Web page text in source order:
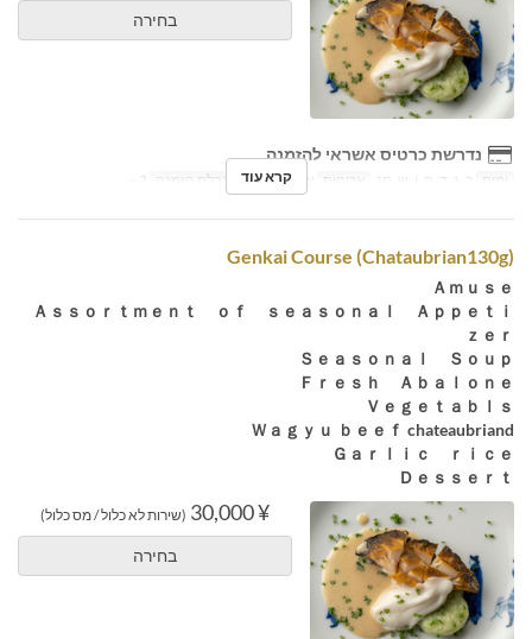
בחירה
נדרשת כרטיס אשראי להזמנה
ימים ב, ג, ד, ה, ו, ש, חג ארוחות ארוחת ערב מגבלת הזמנה קרא עוד
Genkai Course (Chataubrian130g)
Ａｍｕｓｅ
Ａｓｓｏｒｔｍｅｎｔ ｏｆ ｓｅａｓｏｎａｌ Ａｐｐｅｔｉ
ｚｅｒ
Ｓｅａｓｏｎａｌ Ｓｏｕｐ
Ｆｒｅｓｈ Ａｂａｌｏｎｅ
Ｖｅｇｅｔａｂｌｓ
Ｗａｇｙｕ ｂｅｅｆ chateaubriand
Ｇａｒｌｉｃ ｒｉｃｅ
Ｄｅｓｓｅｒｔ
¥ 30,000 (שירות לא כלול / מס כלול)
בחירה